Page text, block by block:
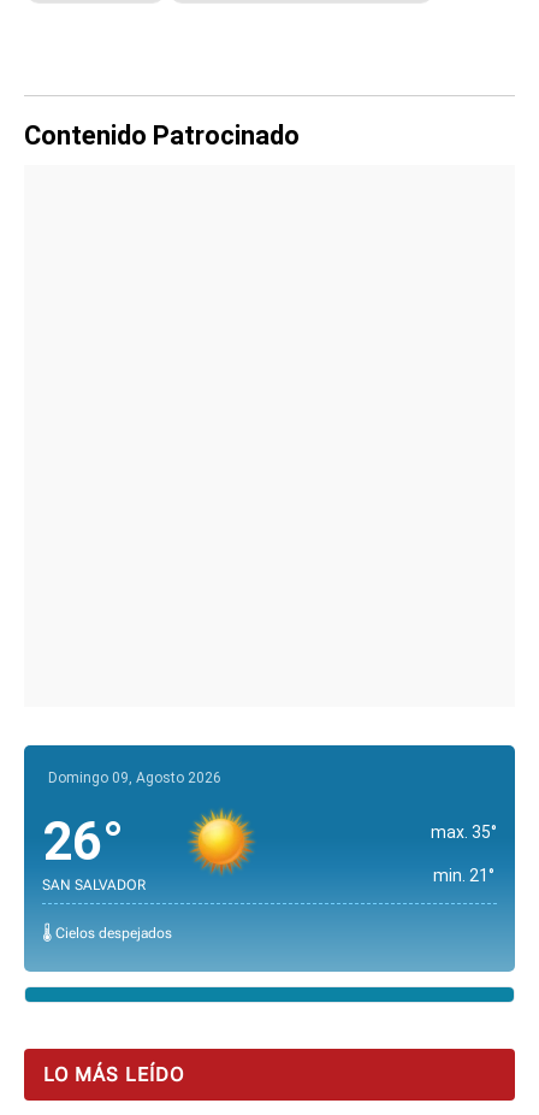
Contenido Patrocinado
Domingo 09, Agosto 2026
26°
SAN SALVADOR
max. 35°
min. 21°
🌡️ Cielos despejados
LO MÁS LEÍDO